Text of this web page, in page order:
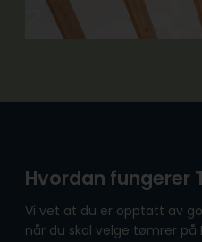
Hvordan fungerer
Vi vet at du er opptatt av
når du skal velge tømrer på